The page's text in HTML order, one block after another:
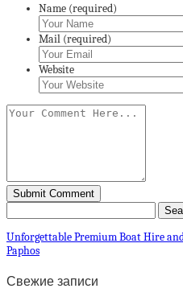
Name (required)
Mail (required)
Website
Unforgettable Premium Boat Hire
Paphos
Свежие записи